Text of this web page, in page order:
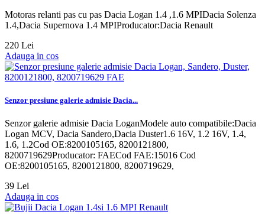
Motoras relanti pas cu pas Dacia Logan 1.4 ,1.6 MPIDacia Solenza
1.4,Dacia Supernova 1.4 MPIProducator:Dacia Renault
220 Lei
Adauga in cos
Senzor presiune galerie admisie Dacia...
Senzor galerie admisie Dacia LoganModele auto compatibile:Dacia
Logan MCV, Dacia Sandero,Dacia Duster1.6 16V, 1.2 16V, 1.4,
1.6, 1.2Cod OE:8200105165, 8200121800,
8200719629Producator: FAECod FAE:15016 Cod
OE:8200105165, 8200121800, 8200719629,
39 Lei
Adauga in cos